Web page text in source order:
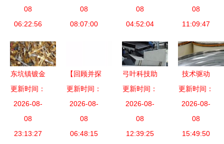
的关键趋势
08
06:22:56
示 回收资
源的循环之
08
08:07:00
业的环保合
规之路
08
04:52:04
清影像，点
亮环保未来
08
11:09:47
东坑镇镀金
回收价格与
资源回收价
值解析
更新时间：
2026-08-
08
23:13:27
【回顾并探
讨价值】规
范资产清理
与资源回流
实践中卓越
更新时间：
2026-08-
08
06:48:15
弓叶科技助
力香港打造
新一代数字
化、智能
化、自动化
更新时间：
2026-08-
08
12:39:25
技术驱动
+生态共建
南通探路工
业绿色低碳
新范式
更新时间：
2026-08-
08
15:49:50